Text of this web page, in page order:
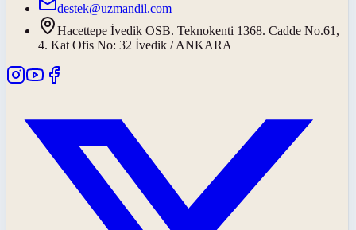
destek@uzmandil.com
Hacettepe İvedik OSB. Teknokenti 1368. Cadde No.61,
4. Kat Ofis No: 32 İvedik / ANKARA